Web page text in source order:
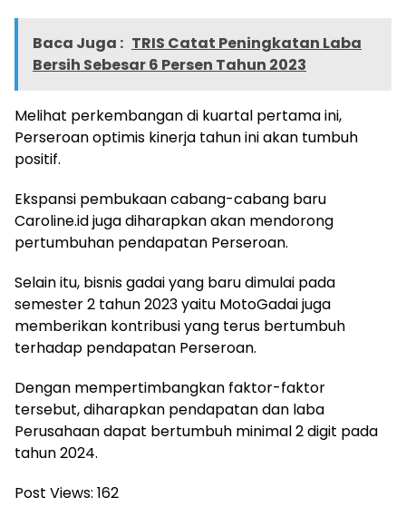
Baca Juga : TRIS Catat Peningkatan Laba
Bersih Sebesar 6 Persen Tahun 2023
Melihat perkembangan di kuartal pertama ini,
Perseroan optimis kinerja tahun ini akan tumbuh
positif.
Ekspansi pembukaan cabang-cabang baru
Caroline.id juga diharapkan akan mendorong
pertumbuhan pendapatan Perseroan.
Selain itu, bisnis gadai yang baru dimulai pada
semester 2 tahun 2023 yaitu MotoGadai juga
memberikan kontribusi yang terus bertumbuh
terhadap pendapatan Perseroan.
Dengan mempertimbangkan faktor-faktor
tersebut, diharapkan pendapatan dan laba
Perusahaan dapat bertumbuh minimal 2 digit pada
tahun 2024.
Post Views: 162